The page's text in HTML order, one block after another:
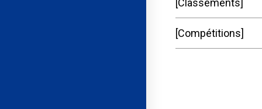
Classements
Compétitions